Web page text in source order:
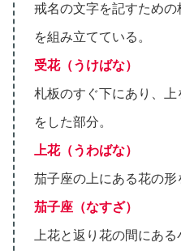
戒名の文字を記すため
を組み立てている。
受花（うけばな）
札板のすぐ下にあり、
をした部分。
上花（うわばな）
茄子座の上にある花の形
茄子座（なすざ）
上花と返り花の間にある